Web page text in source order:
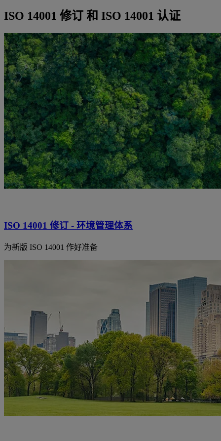
ISO 14001 修订 和 ISO 14001 认证
ISO 14001 修订 - 环境管理体系
为新版 ISO 14001 作好准备